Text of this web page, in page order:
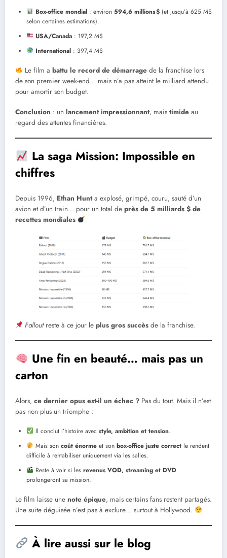
Box-office mondial: environ 594,6 millions $(et jusqu’à 625 M$
selon certaines estimations).
USA/Canada: 197,2 M$
International: 397,4 M$
Le film abattu le record de démarrage de la franchise lors
de son premier week-end… mais n’a pas atteint le milliard attendu
pour amortir son budget.
Conclusion : un lancement impressionnant, mais timide au
regard des attentes financières.
La saga Mission: Impossible en
chiffres
Depuis 1996, Ethan Hunta explosé, grimpé, couru, sauté d’un
avion et d’un train… pour un total de près de 5 milliards $ de
recettes mondiales
Falloutreste à ce jour leplus gros succès de la franchise.
Une fin en beauté… mais pas un
carton
Alors, ce dernier opus est-il un échec ? Pas du tout. Mais il n’est
pas non plus un triomphe :
Il conclut l’histoire avec style, ambition et tension.
Mais son coût énormeet son box-office juste correctle rendent
difficile à rentabiliser uniquement via les salles.
Reste à voir si les revenus VOD, streaming et DVD
prolongeront sa mission.
Le film laisse une note épique, mais certains fans restent partagés.
Une suite déguisée n’est pas à exclure… surtout à Hollywood.
À lire aussi sur le blog